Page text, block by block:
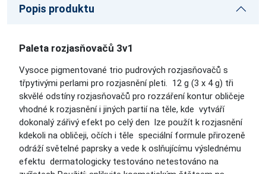
Popis produktu
Paleta rozjasňovačů 3v1
Vysoce pigmentované trio pudrových rozjasňovačů s
třpytivými perlami pro rozjasnění pleti. 12 g (3 x 4 g) tři
skvělé odstíny rozjasňovačů pro rozzáření kontur obličeje
vhodné k rozjasnění i jiných partií na těle, kde vytváří
dokonalý zářivý efekt po celý den lze použít k rozjasnění
kdekoli na obličeji, očích i těle speciální formule přirozeně
odráží světelné paprsky a vede k oslňujícímu výslednému
efektu dermatologicky testováno netestováno na